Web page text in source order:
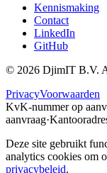
Kennismaking
Contact
LinkedIn
GitHub
© 2026 DjimIT B.V.
PrivacyVoorwaarden
KvK-nummer op
aanvraag·
Deze site gebruikt
analytics cookies om
privacybeleid.